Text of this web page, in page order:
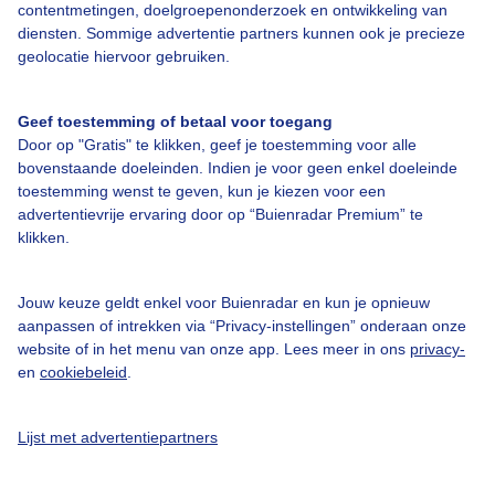
contentmetingen, doelgroepenonderzoek en ontwikkeling van
diensten. Sommige advertentie partners kunnen ook je precieze
geolocatie hiervoor gebruiken.
Geef toestemming of betaal voor toegang
Door op "Gratis" te klikken, geef je toestemming voor alle
bovenstaande doeleinden. Indien je voor geen enkel doeleinde
toestemming wenst te geven, kun je kiezen voor een
advertentievrije ervaring door op “Buienradar Premium” te
klikken.
Jouw keuze geldt enkel voor Buienradar en kun je opnieuw
aanpassen of intrekken via “Privacy-instellingen” onderaan onze
website of in het menu van onze app. Lees meer in ons privacy-
en cookiebeleid
Lijst met advertentiepartners
Bedrijfsgegevens
Veelgestelde vragen
Toegankelijkheid
Gebruikersvoorwaarden
Adverteren
Cookie beleid
Privacy instellingen